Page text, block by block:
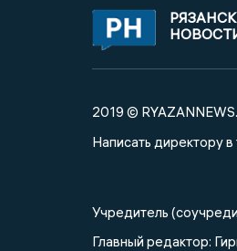
2019 ©
Написать директору в
Учредитель
Главный редактор: